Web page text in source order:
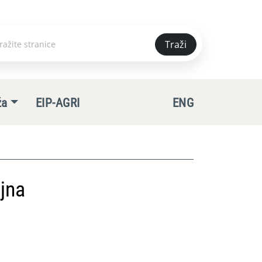
Traži
EIP-AGRI ENG